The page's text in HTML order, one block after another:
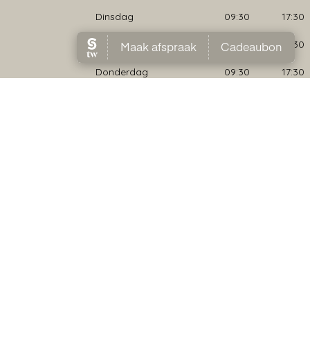
Dinsdag 09:30 17:30
Woensdag 09:30 17:30
Donderdag 09:30 17:30